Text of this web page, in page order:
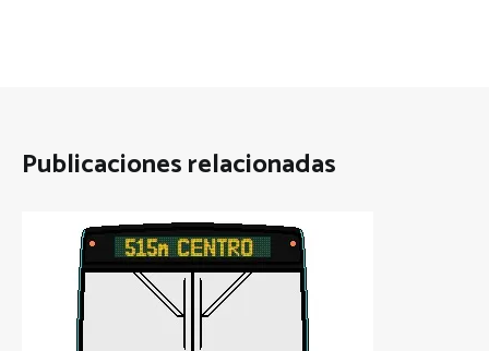
Publicaciones relacionadas